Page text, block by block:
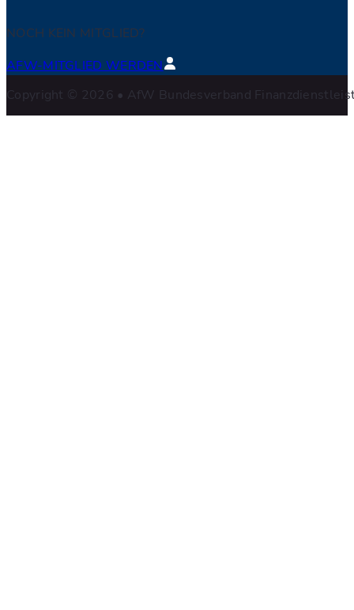
NOCH KEIN MITGLIED?
AFW-MITGLIED WERDEN
Copyright © 2026 • AfW Bundesverband